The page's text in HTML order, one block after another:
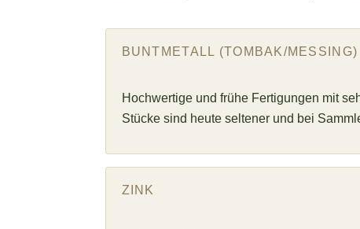
BUNTMETALL (TOMBAK/MESSING)
Hochwertige und frühe Fertigungen mit
Stücke sind heute seltener und bei
ZINK